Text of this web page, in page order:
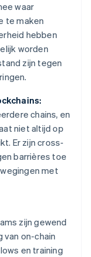
waar
te maken
hebben
worden
zijn tegen
chains, en
niet altijd op
Er zijn cross-
barrières toe
met
zijn gewend
van on-chain
en training